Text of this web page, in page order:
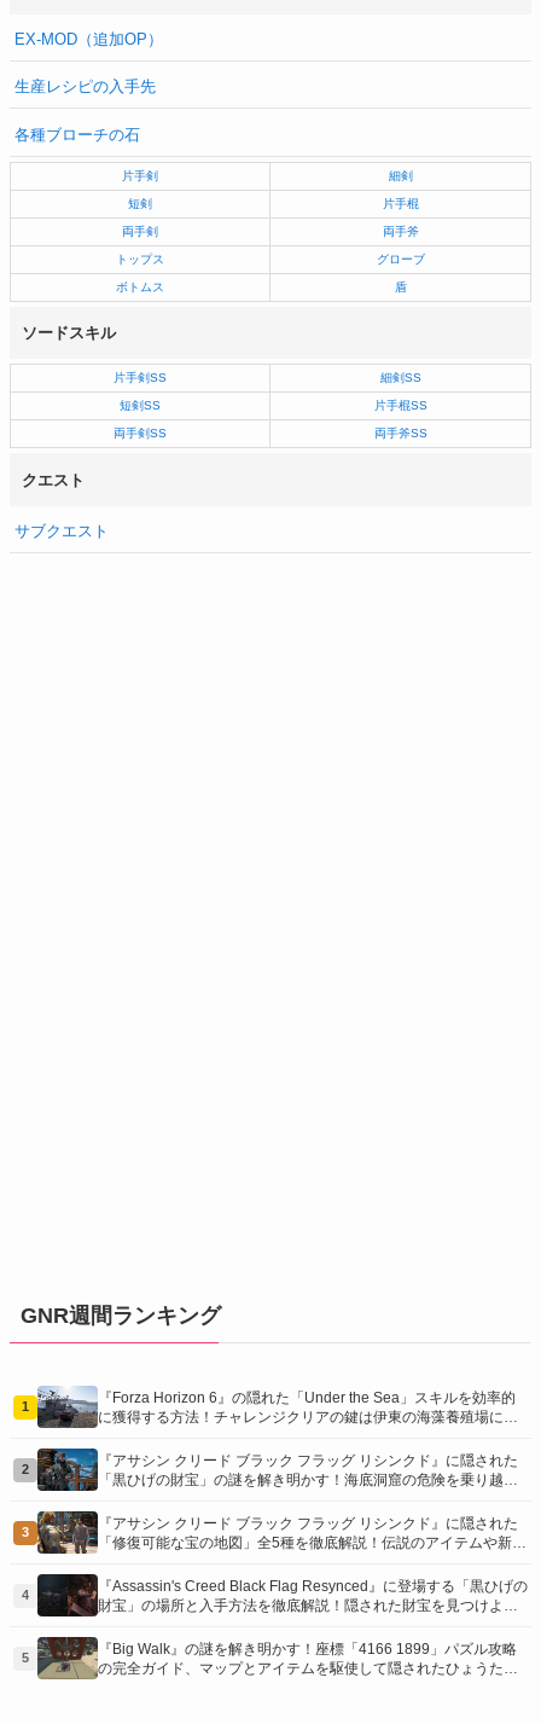
EX-MOD（追加OP）
生産レシピの入手先
各種ブローチの石
片手剣 細剣
短剣 片手棍
両手剣 両手斧
トップス グローブ
ボトムス 盾
ソードスキル
片手剣SS 細剣SS
短剣SS 片手棍SS
両手剣SS 両手斧SS
クエスト
サブクエスト
GNR週間ランキング
1
『Forza Horizon 6』の隠れた「Under the Sea」スキルを効率的
に獲得する方法！チャレンジクリアの鍵は伊東の海藻養殖場にあ
2
『アサシン クリード ブラック フラッグ リシンクド』に隠された
「黒ひげの財宝」の謎を解き明かす！海底洞窟の危険を乗り越
3
『アサシン クリード ブラック フラッグ リシンクド』に隠された
「修復可能な宝の地図」全5種を徹底解説！伝説のアイテムや新衣
介！
4
『Assassin's Creed Black Flag Resynced』に登場する「黒ひげの
財宝」の場所と入手方法を徹底解説！隠された財宝を見つけよ
5
『Big Walk』の謎を解き明かす！座標「4166 1899」パズル攻略
の完全ガイド、マップとアイテムを駆使して隠されたひょうたん